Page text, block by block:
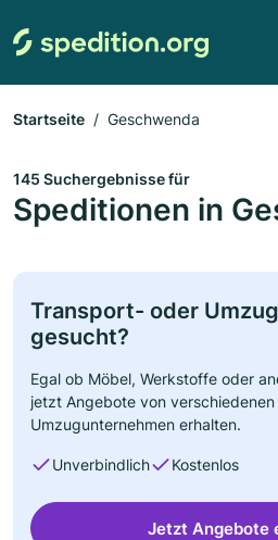
Startseite Geschwenda
145 Suchergebnisse für
Speditionen in
Transport- oder
gesucht?
Egal ob Möbel, Werkstoffe oder
jetzt Angebote von
Umzugunternehmen erhalten.
Unverbindlich Kostenlos
Jetzt Angebote